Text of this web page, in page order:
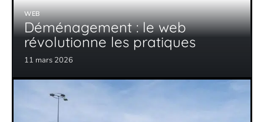
WEB
Déménagement : le web
révolutionne les pratiques
11 mars 2026